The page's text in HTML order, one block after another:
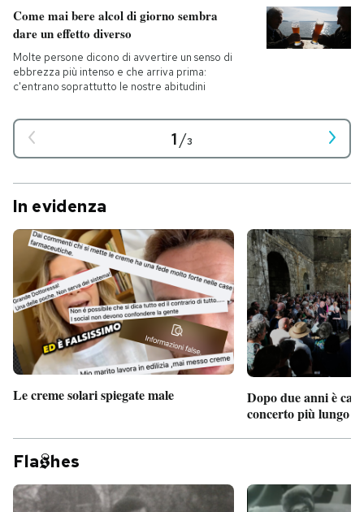
Come mai bere alcol di giorno sembra
dare un effetto diverso
Molte persone dicono di avvertire un senso di
ebbrezza più intenso e che arriva prima:
c'entrano soprattutto le nostre abitudini
1/3
In evidenza
Le creme solari spiegate male
Dopo due anni è
concerto più lungo
Fla hes